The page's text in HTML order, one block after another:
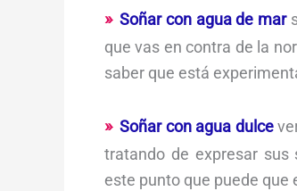
Soñar con agua de mar
que vas en contra de la
saber que está
Soñar con agua dulce
tratando de expresar
este punto que puede